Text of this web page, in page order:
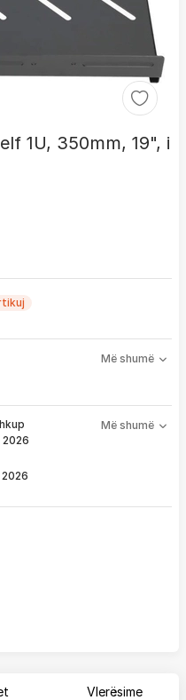
1U, 350mm, 19", i
Më shumë
zëvendësim apo kthim
Më shumë
periudhën prej kur
dhe njoftimit për verifikim
apo SMS-it.
arrin sipas afatit kohor të
në vazhdimësi
arrin në depon tonë, dhe
ndërkombëtare ndikojnë që
Vlerësime